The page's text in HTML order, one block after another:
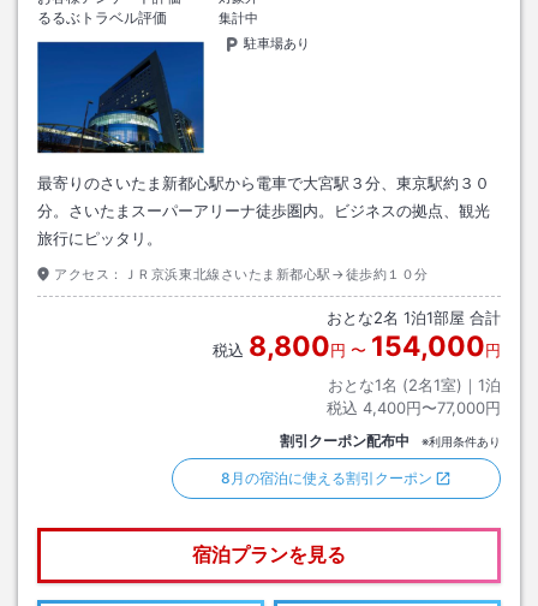
るるぶトラベル評価
集計中
駐車場あり
最寄りのさいたま新都心駅から電車で大宮駅３分、東京駅約３０
分。さいたまスーパーアリーナ徒歩圏内。ビジネスの拠点、観光
旅行にピッタリ。
アクセス： ＪＲ京浜東北線さいたま新都心駅→徒歩約１０分
おとな2名 1泊1部屋 合計
税込 8,800円 〜 154,000円
おとな1名 (2名1室)｜ 1泊
税込 4,400円〜77,000円
割引クーポン配布中 ※利用条件あり
8月の宿泊に使える割引クーポン
宿泊プランを見る